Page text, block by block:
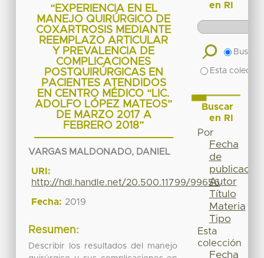
“EXPERIENCIA EN EL
MANEJO QUIRÚRGICO DE
COXARTROSIS MEDIANTE
REEMPLAZO ARTICULAR
Y PREVALENCIA DE
COMPLICACIONES
POSTQUIRÚRGICAS EN
PACIENTES ATENDIDOS
EN CENTRO MÉDICO “LIC.
ADOLFO LÓPEZ MATEOS”
DE MARZO 2017 A
FEBRERO 2018”
VARGAS MALDONADO, DANIEL
URI:
http://hdl.handle.net/20.500.11799/99656
Fecha: 2019
Resumen:
Describir los resultados del manejo
en RI
Buscar
Esta
Buscar
en RI
Por
Fecha
de
publicación
Autor
Título
Materia
Tipo
Esta
colección
Fecha